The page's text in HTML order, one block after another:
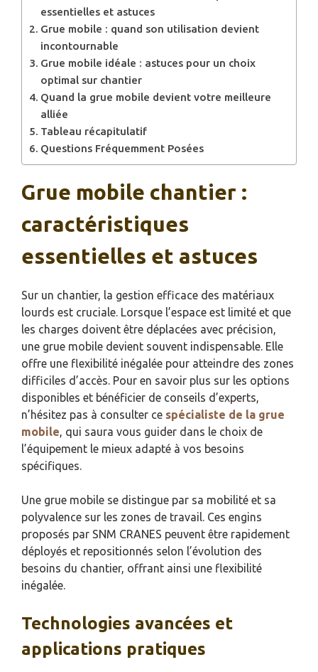
essentielles et astuces
Grue mobile : quand son utilisation devient
incontournable
Grue mobile idéale : astuces pour un choix
optimal sur chantier
Quand la grue mobile devient votre meilleure
alliée
Tableau récapitulatif
Questions Fréquemment Posées
Grue mobile chantier :
caractéristiques
essentielles et astuces
Sur un chantier, la gestion efficace des matériaux
lourds est cruciale. Lorsque l’espace est limité et que
les charges doivent être déplacées avec précision,
une grue mobile devient souvent indispensable. Elle
offre une flexibilité inégalée pour atteindre des zones
difficiles d’accès. Pour en savoir plus sur les options
disponibles et bénéficier de conseils d’experts,
n’hésitez pas à consulter ce spécialiste de la grue
mobile, qui saura vous guider dans le choix de
l’équipement le mieux adapté à vos besoins
spécifiques.
Une grue mobile se distingue par sa mobilité et sa
polyvalence sur les zones de travail. Ces engins
proposés par SNM CRANES peuvent être rapidement
déployés et repositionnés selon l’évolution des
besoins du chantier, offrant ainsi une flexibilité
inégalée.
Technologies avancées et
applications pratiques